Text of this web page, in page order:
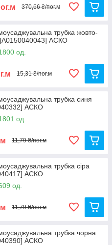
370,66 ₴/пог.м
трубка жовто-
АСКО
од.
15,31 ₴/пог.м
трубка синя
АСКО
од.
11,79 ₴/пог.м
трубка сіра
АСКО
од.
11,79 ₴/пог.м
трубка чорна
АСКО